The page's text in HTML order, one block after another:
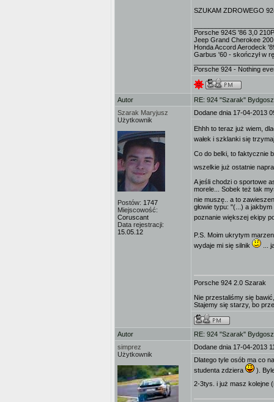
SZUKAM ZDROWEGO
Porsche 924S '86 3,0
Jeep Grand Cherokee
Honda Accord Aerodeck
Garbus '60 - skończył w
Porsche 924 - Nothing
Autor
RE: 924 "Szarak"
Szarak Maryjusz
Użytkownik
Postów: 1747
Miejscowość:
Coruscant
Data rejestracji:
15.05.12
Dodane dnia 17-04-2013
Ehhh to teraz już wiem,
wałek i szklanki się
Co do belki, to faktycznie
wszelkie już ostatnie
A jeśli chodzi o sportowe
morele... Sobek też tak
nie muszę.. a to
głowie typu: "(...) a
poznanie większej ekipy
P.S. Moim ukrytym
wydaje mi się silnik
...
Porsche 924 2.0 Szarak
Nie przestaliśmy się
Stajemy się starzy, bo
Autor
RE: 924 "Szarak"
simprez
Użytkownik
Dodane dnia 17-04-2013
Dlatego tyle osób ma co
studenta zdziera
).
2-3tys. i już masz kolejne